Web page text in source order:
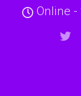
Online